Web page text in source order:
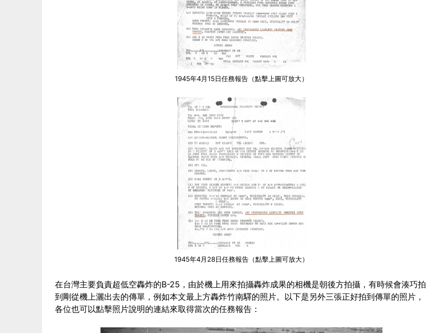
1945年4月15日任務報告（點擊上圖可放大）
1945年4月28日任務報告（點擊上圖可放大）
在台灣主要負責超低空轟炸的B-25，由於機上用來拍攝轟炸成果的相機是朝後方拍攝，有時候會湊巧拍
到剛從機上灑出去的傳單，例如本文最上方轟炸竹南驛的照片。以下是另外三張正好拍到傳單的照片，
各位也可以點擊照片說明的連結來取得當次的任務報告：